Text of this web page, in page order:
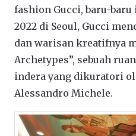
fashion Gucci, baru-
2022 di Seoul, Gucci
dan warisan kreatifnya
Archetypes”, sebuah
indera yang dikuratori
Alessandro Michele.